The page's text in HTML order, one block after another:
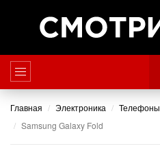
Главная Электроника Телефоны
Samsung Galaxy Fold